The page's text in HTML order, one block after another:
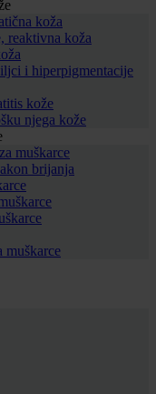
koža
reaktivna koža
i hiperpigmentacije
kože
njega kože
muškarce
brijanja
muškarce